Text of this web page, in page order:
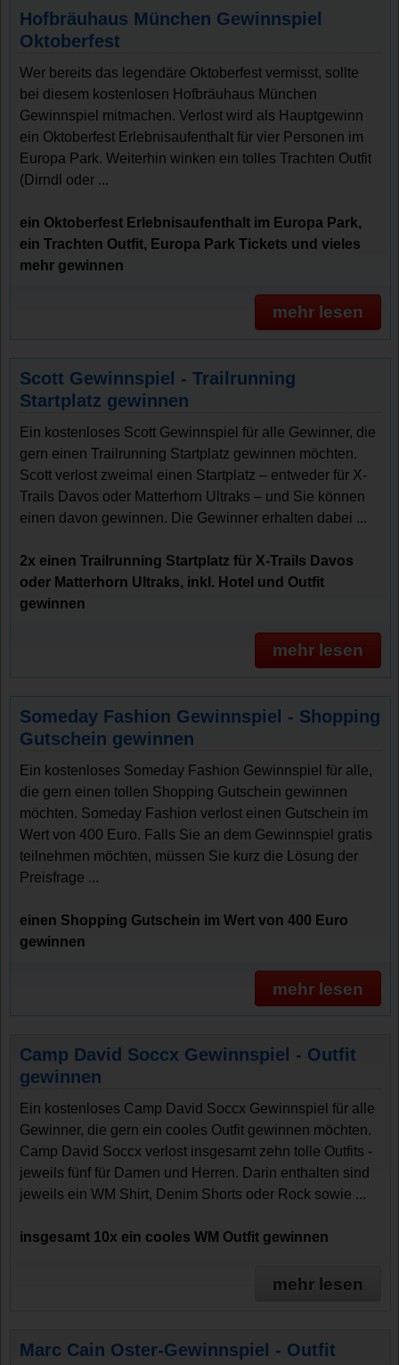
Hofbräuhaus München Gewinnspiel
Oktoberfest
Wer bereits das legendäre Oktoberfest vermisst, sollte
bei diesem kostenlosen Hofbräuhaus München
Gewinnspiel mitmachen. Verlost wird als Hauptgewinn
ein Oktoberfest Erlebnisaufenthalt für vier Personen im
Europa Park. Weiterhin winken ein tolles Trachten Outfit
(Dirndl oder ...
ein Oktoberfest Erlebnisaufenthalt im Europa Park,
ein Trachten Outfit, Europa Park Tickets und vieles
mehr gewinnen
mehr lesen
Scott Gewinnspiel - Trailrunning
Startplatz gewinnen
Ein kostenloses Scott Gewinnspiel für alle Gewinner, die
gern einen Trailrunning Startplatz gewinnen möchten.
Scott verlost zweimal einen Startplatz – entweder für X-
Trails Davos oder Matterhorn Ultraks – und Sie können
einen davon gewinnen. Die Gewinner erhalten dabei ...
2x einen Trailrunning Startplatz für X-Trails Davos
oder Matterhorn Ultraks, inkl. Hotel und Outfit
gewinnen
mehr lesen
Someday Fashion Gewinnspiel - Shopping
Gutschein gewinnen
Ein kostenloses Someday Fashion Gewinnspiel für alle,
die gern einen tollen Shopping Gutschein gewinnen
möchten. Someday Fashion verlost einen Gutschein im
Wert von 400 Euro. Falls Sie an dem Gewinnspiel gratis
teilnehmen möchten, müssen Sie kurz die Lösung der
Preisfrage ...
einen Shopping Gutschein im Wert von 400 Euro
gewinnen
mehr lesen
Camp David Soccx Gewinnspiel - Outfit
gewinnen
Ein kostenloses Camp David Soccx Gewinnspiel für alle
Gewinner, die gern ein cooles Outfit gewinnen möchten.
Camp David Soccx verlost insgesamt zehn tolle Outfits -
jeweils fünf für Damen und Herren. Darin enthalten sind
jeweils ein WM Shirt, Denim Shorts oder Rock sowie ...
insgesamt 10x ein cooles WM Outfit gewinnen
mehr lesen
Marc Cain Oster-Gewinnspiel - Outfit